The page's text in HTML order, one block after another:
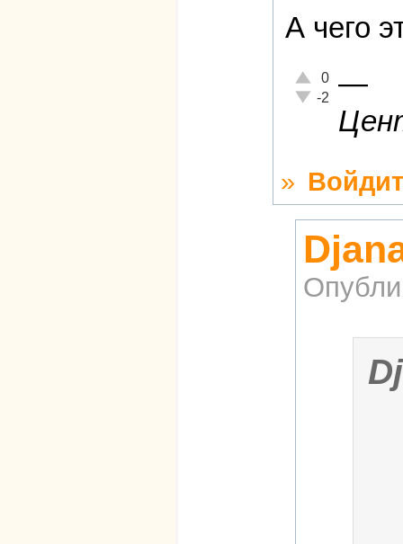
А чего
Отлично!
0
Неадекватно!
-2
—
»